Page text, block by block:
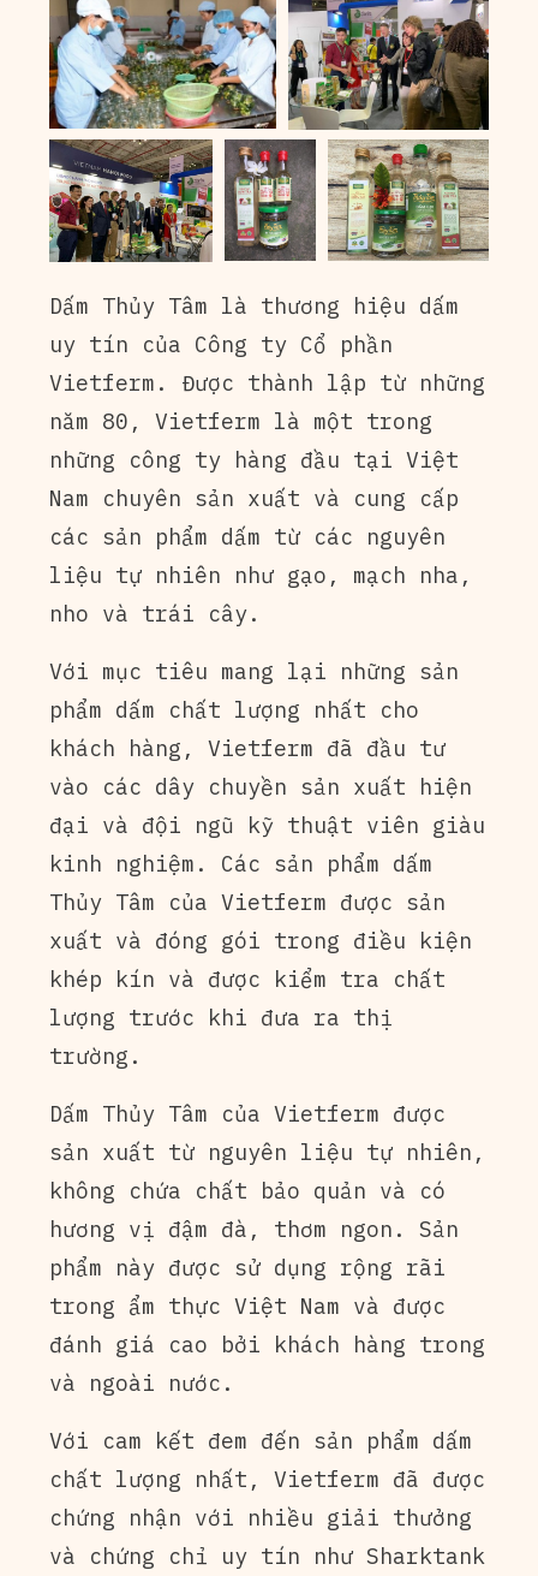
Dấm Thủy Tâm là thương hiệu dấm
uy tín của Công ty Cổ phần
Vietferm. Được thành lập từ những
năm 80, Vietferm là một trong
những công ty hàng đầu tại Việt
Nam chuyên sản xuất và cung cấp
các sản phẩm dấm từ các nguyên
liệu tự nhiên như gạo, mạch nha,
nho và trái cây.
Với mục tiêu mang lại những sản
phẩm dấm chất lượng nhất cho
khách hàng, Vietferm đã đầu tư
vào các dây chuyền sản xuất hiện
đại và đội ngũ kỹ thuật viên giàu
kinh nghiệm. Các sản phẩm dấm
Thủy Tâm của Vietferm được sản
xuất và đóng gói trong điều kiện
khép kín và được kiểm tra chất
lượng trước khi đưa ra thị
trường.
Dấm Thủy Tâm của Vietferm được
sản xuất từ nguyên liệu tự nhiên,
không chứa chất bảo quản và có
hương vị đậm đà, thơm ngon. Sản
phẩm này được sử dụng rộng rãi
trong ẩm thực Việt Nam và được
đánh giá cao bởi khách hàng trong
và ngoài nước.
Với cam kết đem đến sản phẩm dấm
chất lượng nhất, Vietferm đã được
chứng nhận với nhiều giải thưởng
và chứng chỉ uy tín như Sharktank